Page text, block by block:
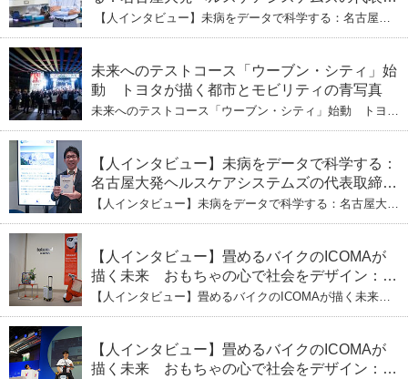
締役社長・瀧本陽介 【下】「人生80年の暇つ
ぶし」を着実に：理系ニートが挑むヘルスケア
【人インタビュー】未病をデータで科学する：名古屋大
発ヘルスケアシステムズの代表取締役社長・瀧本陽介
挑むヘルスケア標準化と海外戦略
未来へのテストコース「ウーブン・シティ」始
動 トヨタが描く都市とモビリティの青写真
未来へのテストコース「ウーブン・シティ」始動 トヨタ
が描く都市とモビリティの青写真
【人インタビュー】未病をデータで科学する：
名古屋大発ヘルスケアシステムズの代表取締役
社長・瀧本陽介 郵送検査で挑む健康の未来
【人インタビュー】未病をデータで科学する：名古屋大発
ヘルスケアシステムズの代表取締役社長・瀧本陽介 郵送
【人インタビュー】畳めるバイクのICOMAが
描く未来 おもちゃの心で社会をデザイン：株
式会社ICOMAの代表取締役・生駒崇光
（下）おもちゃで社会を変える、「トイボック
【人インタビュー】畳めるバイクのICOMAが描く未来
おもちゃの心で社会をデザイン：株式会社ICOMAの代表
イボックス」というデザインメソッド
【人インタビュー】畳めるバイクのICOMAが
描く未来 おもちゃの心で社会をデザイン：株